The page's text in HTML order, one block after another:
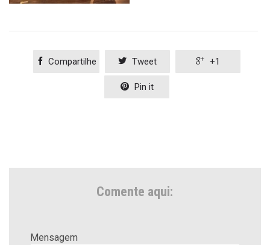
 Compartilhe  Tweet  +1
 Pin it
Comente aqui:
Mensagem